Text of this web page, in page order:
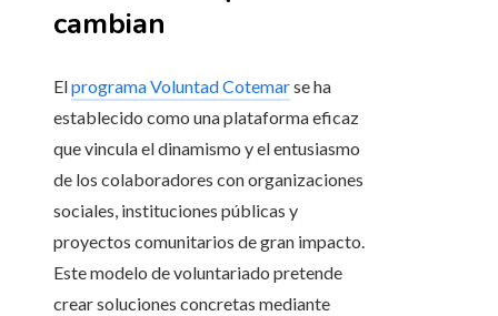
cambian
Elprograma Voluntad Cotemarse ha
establecido como una plataforma eficaz
que vincula el dinamismo y el entusiasmo
de los colaboradores con organizaciones
sociales, instituciones públicas y
proyectos comunitarios de gran impacto.
Este modelo de voluntariado pretende
crear soluciones concretas mediante